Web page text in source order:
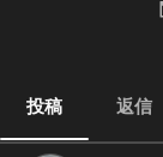
投稿 返信